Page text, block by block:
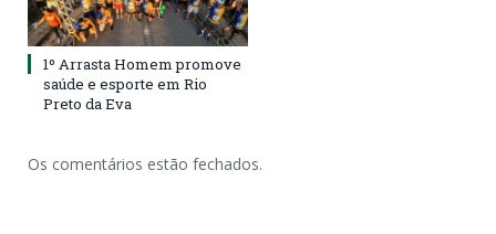
1º Arrasta Homem promove
saúde e esporte em Rio
Preto da Eva
Os comentários estão fechados.